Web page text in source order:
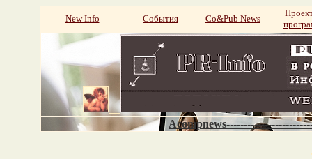
New Info События Со&Pub News